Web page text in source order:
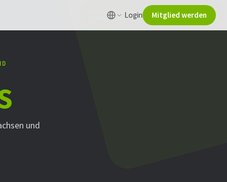
Login Mitglied werden
und